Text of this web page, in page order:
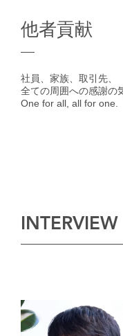
他者貢献
社員、家族、取引先、
全ての周囲への感謝の
One for all, all for one.
INTERVIEW